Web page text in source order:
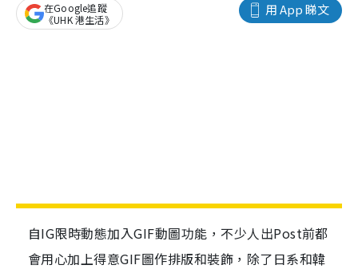
用 App 睇文
在Google追蹤
《UHK 港生活》
自IG限時動態加入GIF動圖功能，不少人出Post前都
會用心加上得意GIF圖作排版和裝飾，除了日系和韓